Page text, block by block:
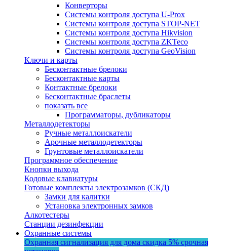
Конверторы
Системы контроля доступа U-Prox
Системы контроля доступа STOP-NET
Системы контроля доступа Hikvision
Системы контроля доступа ZKTeco
Системы контроля доступа GeoVision
Ключи и карты
Бесконтактные брелоки
Бесконтактные карты
Контактные брелоки
Бесконтактные браслеты
показать все
Программаторы, дубликаторы
Металлодетекторы
Ручные металлоискатели
Арочные металлодетекторы
Грунтовые металлоискатели
Программное обеспечение
Кнопки выхода
Кодовые клавиатуры
Готовые комплекты электрозамков (СКД)
Замки для калитки
Установка электронных замков
Алкотестеры
Станции дезинфекции
Охранные системы
Охранная сигнализация для дома скидка 5% срочная